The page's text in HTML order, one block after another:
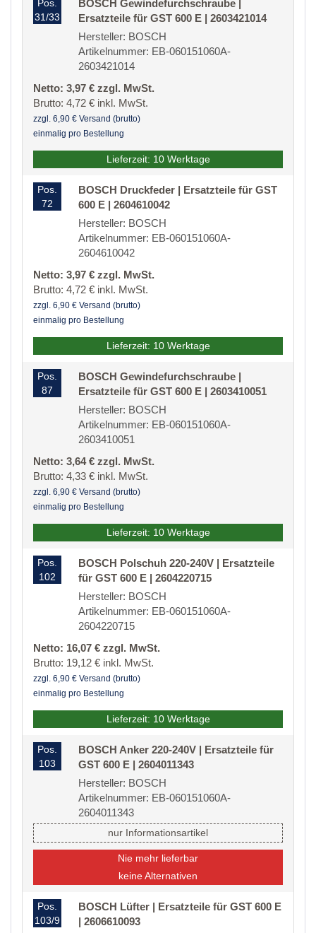
Pos.
31/33
BOSCH Gewindefurchschraube |
Ersatzteile für GST 600 E | 2603421014
Hersteller: BOSCH
Artikelnummer: EB-060151060A-
2603421014
Netto: 3,97 € zzgl. MwSt.
Brutto: 4,72 € inkl. MwSt.
zzgl. 6,90 € Versand (brutto)
einmalig pro Bestellung
Lieferzeit: 10 Werktage
Pos.
72
BOSCH Druckfeder | Ersatzteile für GST
600 E | 2604610042
Hersteller: BOSCH
Artikelnummer: EB-060151060A-
2604610042
Netto: 3,97 € zzgl. MwSt.
Brutto: 4,72 € inkl. MwSt.
zzgl. 6,90 € Versand (brutto)
einmalig pro Bestellung
Lieferzeit: 10 Werktage
Pos.
87
BOSCH Gewindefurchschraube |
Ersatzteile für GST 600 E | 2603410051
Hersteller: BOSCH
Artikelnummer: EB-060151060A-
2603410051
Netto: 3,64 € zzgl. MwSt.
Brutto: 4,33 € inkl. MwSt.
zzgl. 6,90 € Versand (brutto)
einmalig pro Bestellung
Lieferzeit: 10 Werktage
Pos.
102
BOSCH Polschuh 220-240V | Ersatzteile
für GST 600 E | 2604220715
Hersteller: BOSCH
Artikelnummer: EB-060151060A-
2604220715
Netto: 16,07 € zzgl. MwSt.
Brutto: 19,12 € inkl. MwSt.
zzgl. 6,90 € Versand (brutto)
einmalig pro Bestellung
Lieferzeit: 10 Werktage
Pos.
103
BOSCH Anker 220-240V | Ersatzteile für
GST 600 E | 2604011343
Hersteller: BOSCH
Artikelnummer: EB-060151060A-
2604011343
nur Informationsartikel
Nie mehr lieferbar
keine Alternativen
Pos.
103/9
BOSCH Lüfter | Ersatzteile für GST 600 E
| 2606610093